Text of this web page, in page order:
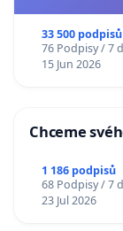
33 500 podpisů
76 Podpisy / 7
15 Jun 2026
Chceme
1 186 podpisů
68 Podpisy / 7
23 Jul 2026